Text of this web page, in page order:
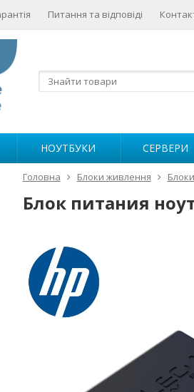
Питання та відповіді
НОУТБУКИ СЕРВЕРИ
Головна Блоки живлення
Блок питания